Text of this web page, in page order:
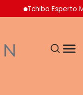
Tchibo Esperto Mini